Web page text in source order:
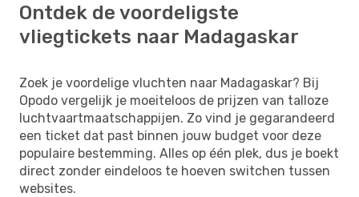
Ontdek de voordeligste
vliegtickets naar Madagaskar
Zoek je voordelige vluchten naar Madagaskar? Bij
Opodo vergelijk je moeiteloos de prijzen van talloze
luchtvaartmaatschappijen. Zo vind je gegarandeerd
een ticket dat past binnen jouw budget voor deze
populaire bestemming. Alles op één plek, dus je boekt
direct zonder eindeloos te hoeven switchen tussen
websites.